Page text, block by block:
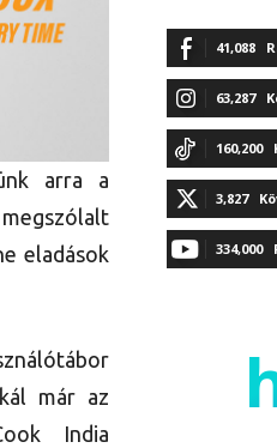
arra a
eladások
már az
India
41,088
63,287
160,200
3,827
334,000